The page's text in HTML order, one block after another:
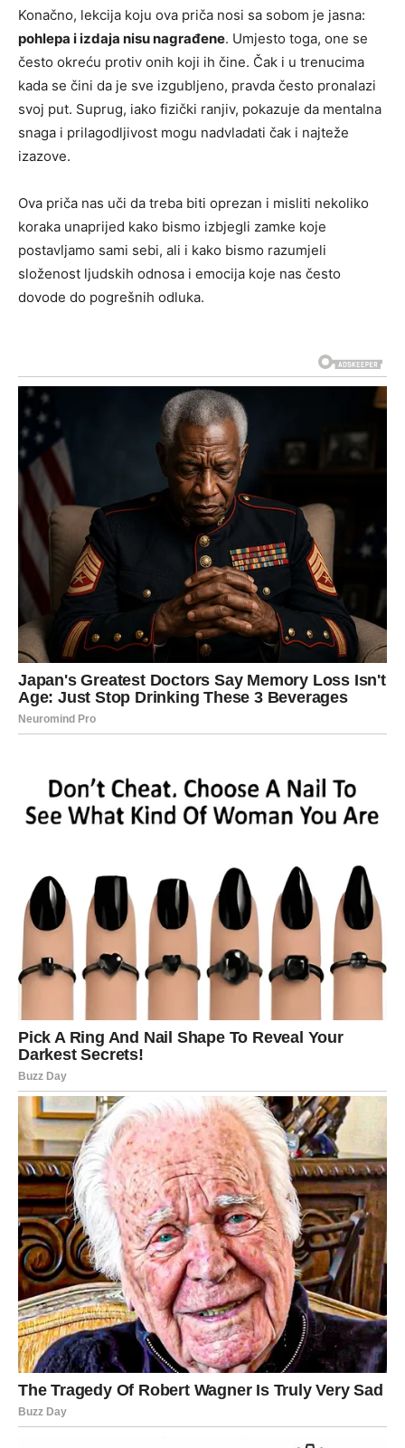
Konačno, lekcija koju ova priča nosi sa sobom je jasna:
pohlepa i izdaja nisu nagrađene. Umjesto toga, one se
često okreću protiv onih koji ih čine. Čak i u trenucima
kada se čini da je sve izgubljeno, pravda često pronalazi
svoj put. Suprug, iako fizički ranjiv, pokazuje da mentalna
snaga i prilagodljivost mogu nadvladati čak i najteže
izazove.
Ova priča nas uči da treba biti oprezan i misliti nekoliko
koraka unaprijed kako bismo izbjegli zamke koje
postavljamo sami sebi, ali i kako bismo razumjeli
složenost ljudskih odnosa i emocija koje nas često
dovode do pogrešnih odluka.